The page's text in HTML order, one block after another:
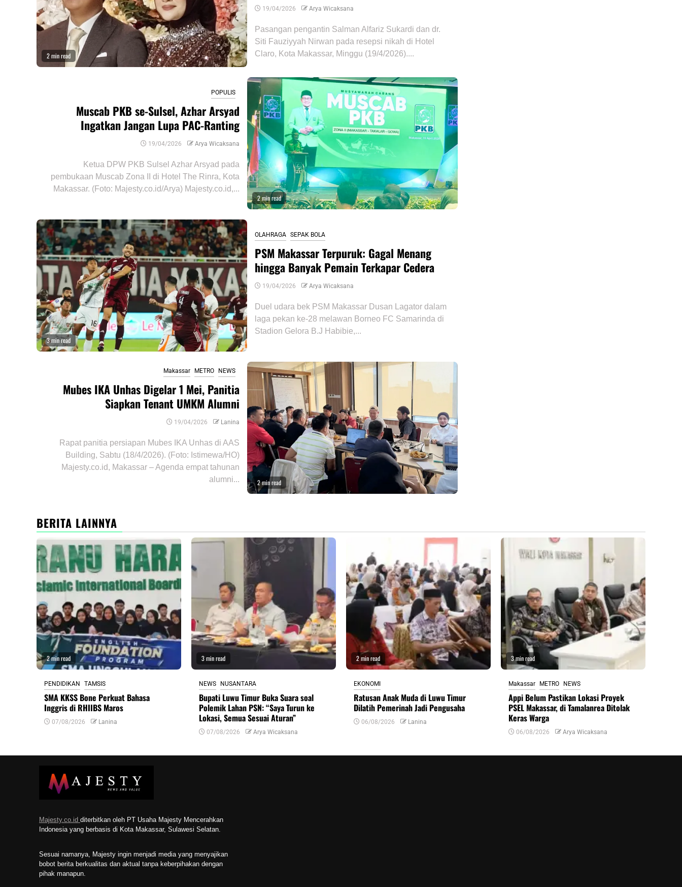
2 min read
19/04/2026 Arya Wicaksana
Pasangan pengantin Salman Alfariz Sukardi dan dr.
Siti Fauziyyah Nirwan pada resepsi nikah di Hotel
Claro, Kota Makassar, Minggu (19/4/2026)....
2 min read
POPULIS
Muscab PKB se-Sulsel, Azhar Arsyad
Ingatkan Jangan Lupa PAC-Ranting
19/04/2026 Arya Wicaksana
Ketua DPW PKB Sulsel Azhar Arsyad pada
pembukaan Muscab Zona II di Hotel The Rinra, Kota
Makassar. (Foto: Majesty.co.id/Arya) Majesty.co.id,...
3 min read
OLAHRAGA SEPAK BOLA
PSM Makassar Terpuruk: Gagal Menang
hingga Banyak Pemain Terkapar Cedera
19/04/2026 Arya Wicaksana
Duel udara bek PSM Makassar Dusan Lagator dalam
laga pekan ke-28 melawan Borneo FC Samarinda di
Stadion Gelora B.J Habibie,...
2 min read
Makassar METRO NEWS
Mubes IKA Unhas Digelar 1 Mei, Panitia
Siapkan Tenant UMKM Alumni
19/04/2026 Lanina
Rapat panitia persiapan Mubes IKA Unhas di AAS
Building, Sabtu (18/4/2026). (Foto: Istimewa/HO)
Majesty.co.id, Makassar – Agenda empat tahunan
alumni...
BERITA LAINNYA
2 min read
PENDIDIKAN TAMSIS
SMA KKSS Bone Perkuat Bahasa
Inggris di RHIIBS Maros
07/08/2026 Lanina
3 min read
NEWS NUSANTARA
Bupati Luwu Timur Buka Suara soal
Polemik Lahan PSN: “Saya Turun ke
Lokasi, Semua Sesuai Aturan”
07/08/2026 Arya Wicaksana
2 min read
EKONOMI
Ratusan Anak Muda di Luwu Timur
Dilatih Pemerinah Jadi Pengusaha
06/08/2026 Lanina
3 min read
Makassar METRO NEWS
Appi Belum Pastikan Lokasi Proyek
PSEL Makassar, di Tamalanrea Ditolak
Keras Warga
06/08/2026 Arya Wicaksana
Majesty.co.id diterbitkan oleh PT Usaha Majesty Mencerahkan
Indonesia yang berbasis di Kota Makassar, Sulawesi Selatan.
Sesuai namanya, Majesty ingin menjadi media yang menyajikan
bobot berita berkualitas dan aktual tanpa keberpihakan dengan
pihak manapun.